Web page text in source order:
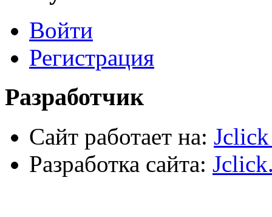
Электрика, осветительное оборудование
Пена и герметики
Автомобильный инструмент
Сварочное оборудование
Силовое оборудование
Войти
Регистрация
Разработчик
Сайт работает на:
Разработка сайта: